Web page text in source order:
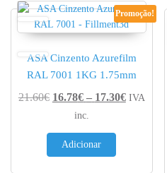
Promoção!
ASA Cinzento Azurefilm
RAL 7001 1KG 1.75mm
21.60€ 16.78€ – 17.30€Price
IVA
inc.
Adicionar